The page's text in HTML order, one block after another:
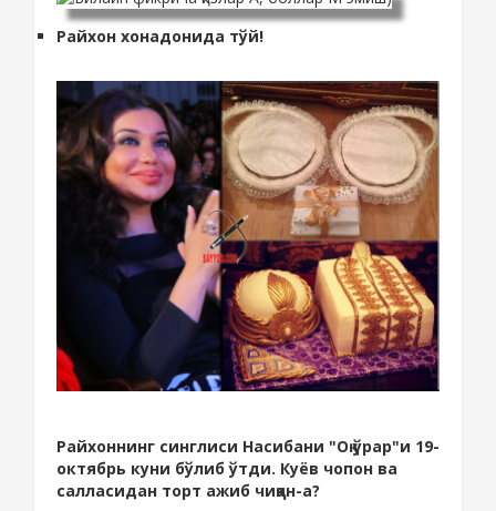
Райхон хонадонида тўй!
Райхоннинг синглиси Насибани "Оқ ўрар"и 19-
октябрь куни бўлиб ўтди. Куёв чопон ва
салласидан торт ажиб чиққан-а?